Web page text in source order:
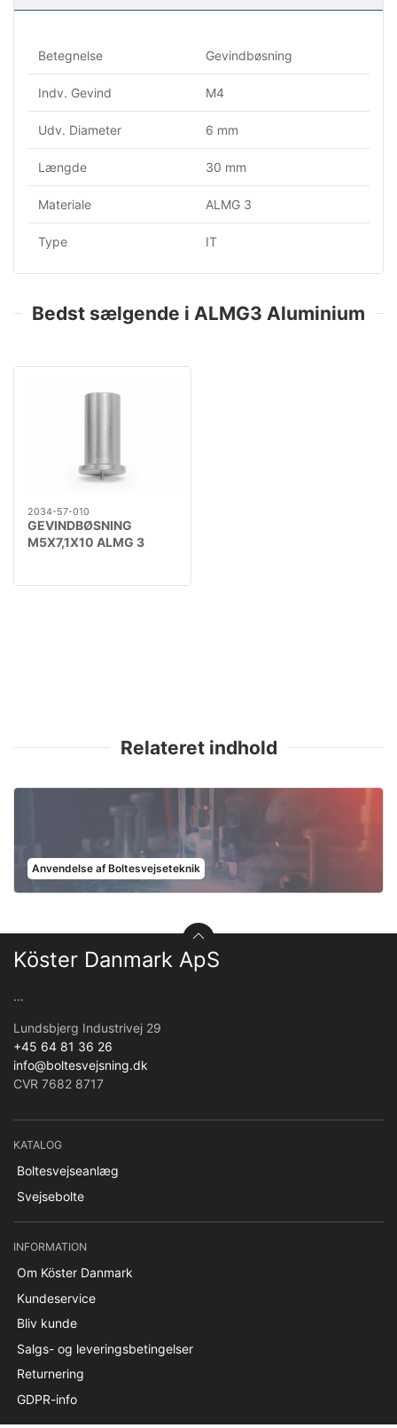
Betegnelse Gevindbøsning
Indv. Gevind M4
Udv. Diameter 6 mm
Længde 30 mm
Materiale ALMG 3
Type IT
Bedst sælgende i ALMG3 Aluminium
2034-57-010
GEVINDBØSNING
M5X7,1X10 ALMG 3
Relateret indhold
Anvendelse af Boltesvejseteknik
Köster Danmark ApS
...
Lundsbjerg Industrivej 29
+45 64 81 36 26
info@boltesvejsning.dk
CVR 7682 8717
KATALOG
Boltesvejseanlæg
Svejsebolte
INFORMATION
Om Köster Danmark
Kundeservice
Bliv kunde
Salgs- og leveringsbetingelser
Returnering
GDPR-info